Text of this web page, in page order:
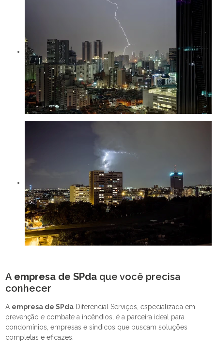
A empresa de SPda que você precisa
conhecer
A empresa de SPda Diferencial Serviços, especializada em
prevenção e combate a incêndios, é a parceira ideal para
condomínios, empresas e síndicos que buscam soluções
completas e eficazes.